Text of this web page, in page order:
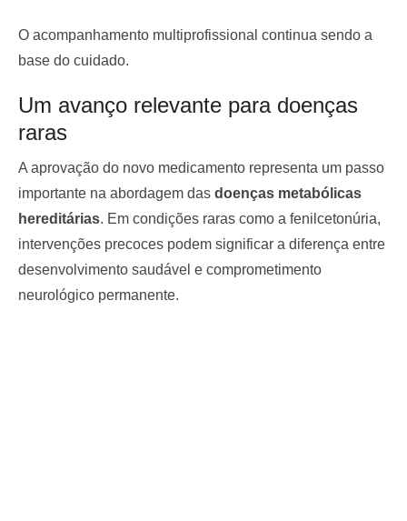
O acompanhamento multiprofissional continua sendo a
base do cuidado.
Um avanço relevante para doenças
raras
A aprovação do novo medicamento representa um passo
importante na abordagem das doenças metabólicas
hereditárias. Em condições raras como a fenilcetonúria,
intervenções precoces podem significar a diferença entre
desenvolvimento saudável e comprometimento
neurológico permanente.